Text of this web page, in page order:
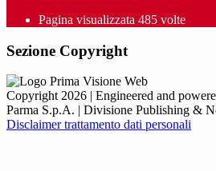
Pagina visualizzata 485 volte
Sezione Copyright
Copyright 2026 | Engineered and
Parma S.p.A. | Divisione Publishing &
Disclaimer trattamento dati personali